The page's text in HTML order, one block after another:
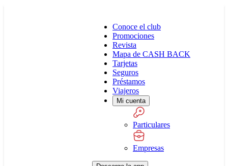
Conoce el club
Promociones
Revista
Mapa de CASH BACK
Tarjetas
Seguros
Préstamos
Viajeros
Mi cuenta
Particulares
Empresas